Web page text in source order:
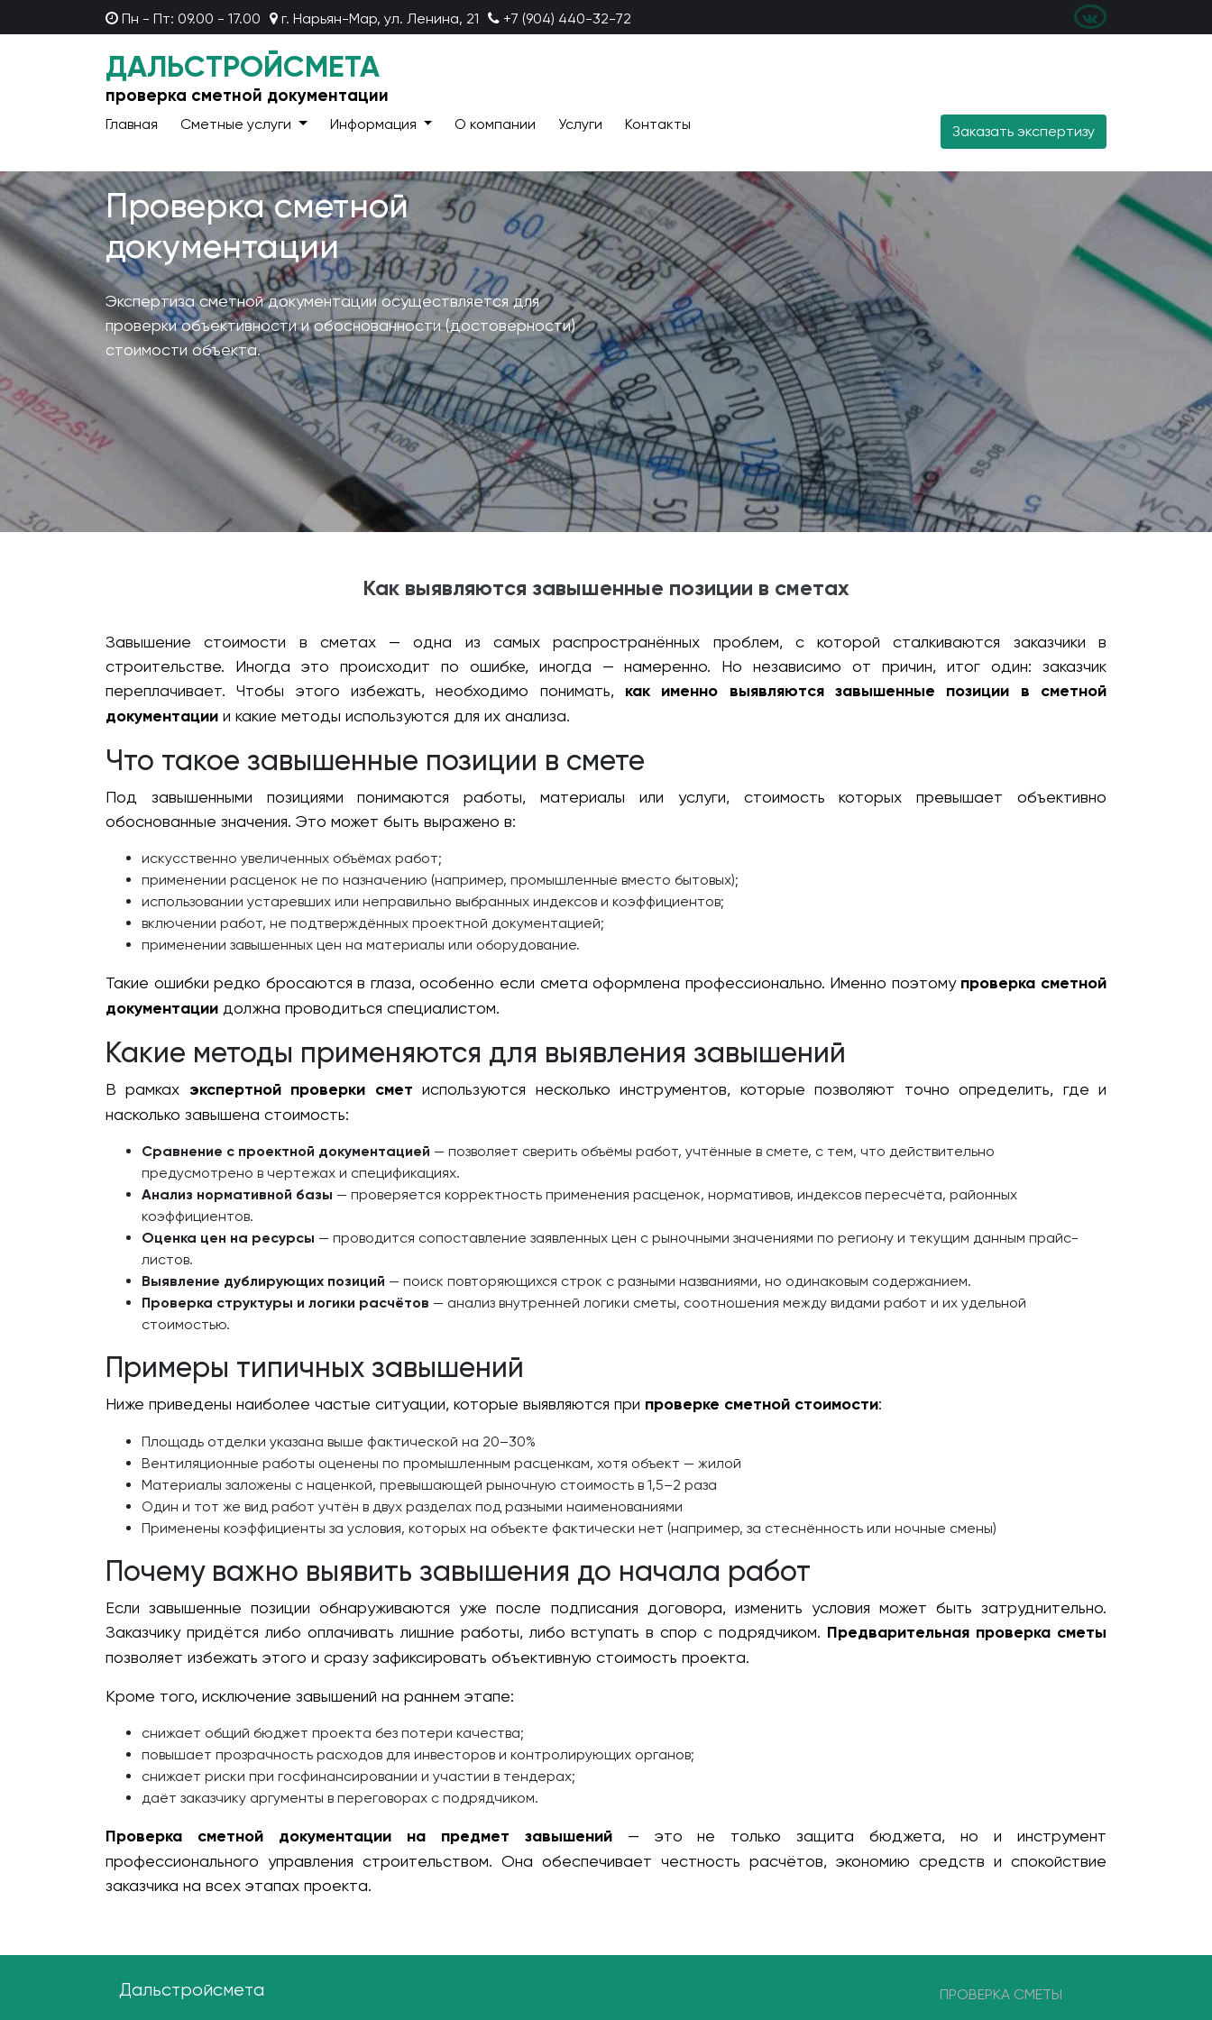
Пн - Пт: 09.00 - 17.00 г. Нарьян-Мар, ул. Ленина, 21 +7 (904) 440-32-72
ДАЛЬСТРОЙСМЕТА
проверка сметной документации
Главная Сметные услуги Информация О компании Услуги Контакты Заказать экспертизу
Проверка сметной
документации
Экспертиза сметной документации осуществляется для
проверки объективности и обоснованности (достоверности)
стоимости объекта.
Как выявляются завышенные позиции в сметах
Завышение стоимости в сметах — одна из самых распространённых проблем, с которой сталкиваются заказчики в
строительстве. Иногда это происходит по ошибке, иногда — намеренно. Но независимо от причин, итог один: заказчик
переплачивает. Чтобы этого избежать, необходимо понимать, как именно выявляются завышенные позиции в сметной
документации и какие методы используются для их анализа.
Что такое завышенные позиции в смете
Под завышенными позициями понимаются работы, материалы или услуги, стоимость которых превышает объективно
обоснованные значения. Это может быть выражено в:
искусственно увеличенных объёмах работ;
применении расценок не по назначению (например, промышленные вместо бытовых);
использовании устаревших или неправильно выбранных индексов и коэффициентов;
включении работ, не подтверждённых проектной документацией;
применении завышенных цен на материалы или оборудование.
Такие ошибки редко бросаются в глаза, особенно если смета оформлена профессионально. Именно поэтому проверка сметной
документации должна проводиться специалистом.
Какие методы применяются для выявления завышений
В рамках экспертной проверки смет используются несколько инструментов, которые позволяют точно определить, где и
насколько завышена стоимость:
Сравнение с проектной документацией — позволяет сверить объёмы работ, учтённые в смете, с тем, что действительно
предусмотрено в чертежах и спецификациях.
Анализ нормативной базы — проверяется корректность применения расценок, нормативов, индексов пересчёта, районных
коэффициентов.
Оценка цен на ресурсы — проводится сопоставление заявленных цен с рыночными значениями по региону и текущим данным прайс-
листов.
Выявление дублирующих позиций — поиск повторяющихся строк с разными названиями, но одинаковым содержанием.
Проверка структуры и логики расчётов — анализ внутренней логики сметы, соотношения между видами работ и их удельной
стоимостью.
Примеры типичных завышений
Ниже приведены наиболее частые ситуации, которые выявляются при проверке сметной стоимости:
Площадь отделки указана выше фактической на 20–30%
Вентиляционные работы оценены по промышленным расценкам, хотя объект — жилой
Материалы заложены с наценкой, превышающей рыночную стоимость в 1,5–2 раза
Один и тот же вид работ учтён в двух разделах под разными наименованиями
Применены коэффициенты за условия, которых на объекте фактически нет (например, за стеснённость или ночные смены)
Почему важно выявить завышения до начала работ
Если завышенные позиции обнаруживаются уже после подписания договора, изменить условия может быть затруднительно.
Заказчику придётся либо оплачивать лишние работы, либо вступать в спор с подрядчиком. Предварительная проверка сметы
позволяет избежать этого и сразу зафиксировать объективную стоимость проекта.
Кроме того, исключение завышений на раннем этапе:
снижает общий бюджет проекта без потери качества;
повышает прозрачность расходов для инвесторов и контролирующих органов;
снижает риски при госфинансировании и участии в тендерах;
даёт заказчику аргументы в переговорах с подрядчиком.
Проверка сметной документации на предмет завышений— это не только защита бюджета, но и инструмент
профессионального управления строительством. Она обеспечивает честность расчётов, экономию средств и спокойствие
заказчика на всех этапах проекта.
Дальстройсмета ПРОВЕРКА СМЕТЫ